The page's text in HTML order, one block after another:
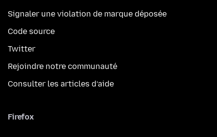
Signaler une violation de marque déposée
Code source
Twitter
Rejoindre notre communauté
Consulter les articles d’aide
Firefox